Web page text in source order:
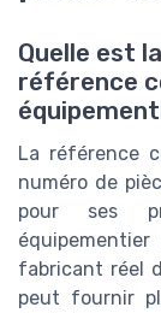
Quelle est
référence
La référence
numéro de
pour ses
fabricant réel
peut fournir